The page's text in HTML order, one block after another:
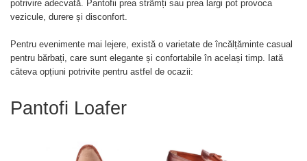
potrivire adecvată. Pantofii prea strâmți sau prea largi pot provoca
vezicule, durere și disconfort.
Pentru evenimente mai lejere, există o varietate de încălțăminte casual
pentru bărbați, care sunt elegante și confortabile în același timp. Iată
câteva opțiuni potrivite pentru astfel de ocazii:
Pantofi Loafer